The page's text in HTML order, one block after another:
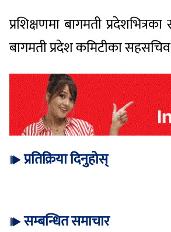
प्रशिक्षणमा बागमती
बागमती प्रदेश कमिटीका
प्रतिक्रिया दिनुहोस्
सम्बन्धित समाचार